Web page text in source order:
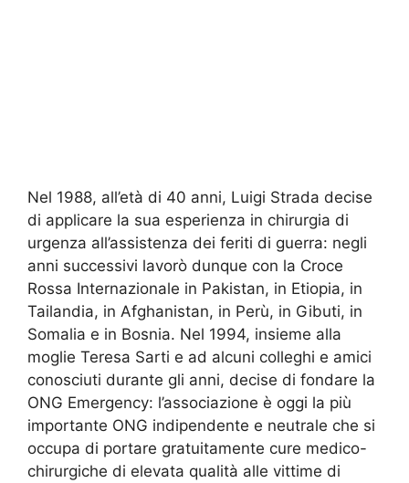
Nel 1988, all’età di 40 anni, Luigi Strada decise
di applicare la sua esperienza in chirurgia di
urgenza all’assistenza dei feriti di guerra: negli
anni successivi lavorò dunque con la Croce
Rossa Internazionale in Pakistan, in Etiopia, in
Tailandia, in Afghanistan, in Perù, in Gibuti, in
Somalia e in Bosnia. Nel 1994, insieme alla
moglie Teresa Sarti e ad alcuni colleghi e amici
conosciuti durante gli anni, decise di fondare la
ONG Emergency: l’associazione è oggi la più
importante ONG indipendente e neutrale che si
occupa di portare gratuitamente cure medico-
chirurgiche di elevata qualità alle vittime di